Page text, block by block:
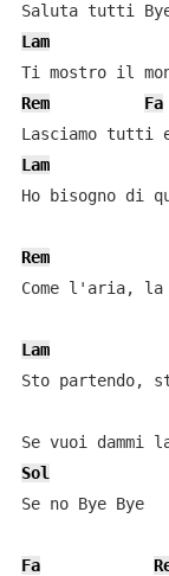
Lam
Rem
Fa
Lam
Ho bisogno di
Rem
Come l'aria,
Lam
Sto partendo,
Sol
Se no Bye Bye
Fa